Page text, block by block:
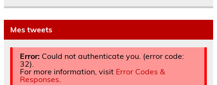
Mes tweets
Error:Could not authenticate you. (error code:
32).
For more information, visit Error Codes &
Responses.